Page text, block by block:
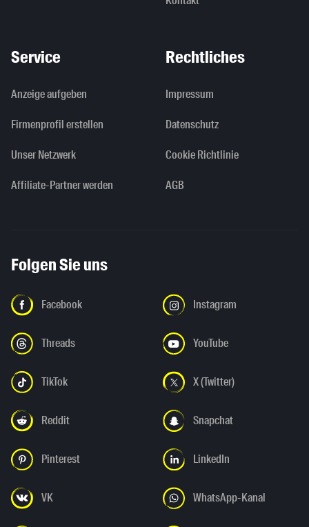
Service
Anzeige aufgeben
Firmenprofil erstellen
Unser Netzwerk
Affiliate-Partner werden
Rechtliches
Impressum
Datenschutz
Cookie Richtlinie
AGB
Folgen Sie uns
Facebook Instagram
Threads YouTube
TikTok X (Twitter)
Reddit Snapchat
Pinterest LinkedIn
VK WhatsApp-Kanal